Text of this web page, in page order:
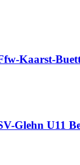
Kaarst-
Glehn U11